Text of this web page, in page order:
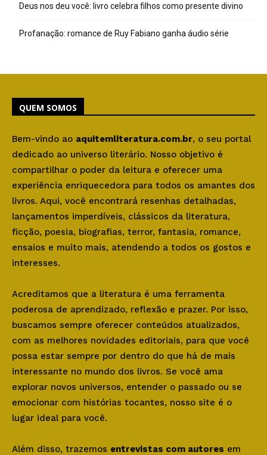
Deus nos deu você: livro celebra filhos como presente divino
Profanação: romance de Ruy Fabiano ganha áudio série
QUEM SOMOS
Bem-vindo ao aquitemliteratura.com.br, o seu portal
dedicado ao universo literário. Nosso objetivo é
compartilhar o poder da leitura e oferecer uma
experiência enriquecedora para todos os amantes dos
livros. Aqui, você encontrará resenhas detalhadas,
lançamentos imperdíveis, clássicos da literatura,
ficção, poesia, biografias, terror, fantasia, romance,
ensaios e muito mais, atendendo a todos os gostos e
interesses.
Acreditamos que a literatura é uma ferramenta
poderosa de aprendizado, reflexão e prazer. Por isso,
buscamos sempre oferecer conteúdos atualizados,
com as melhores novidades editoriais, para que você
possa estar sempre por dentro do que há de mais
interessante no mundo dos livros. Se você ama
explorar novos universos, entender o passado ou se
emocionar com histórias tocantes, nosso site é o
lugar ideal para você.
Além disso, trazemos entrevistas com autores em